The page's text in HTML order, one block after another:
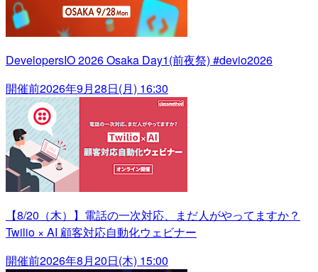
DevelopersIO 2026 Osaka Day1(前夜祭) #devio2026
開催前2026年9月28日(月) 16:30
【8/20（木）】電話の一次対応、まだ人がやってますか？
Twilio × AI 顧客対応自動化ウェビナー
開催前2026年8月20日(木) 15:00